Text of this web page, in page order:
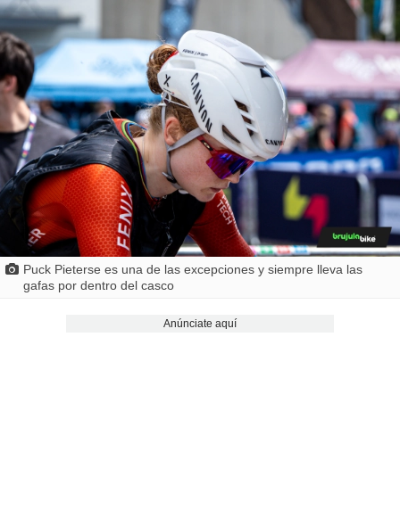
Puck Pieterse es una de las excepciones y siempre lleva las
gafas por dentro del casco
Anúnciate aquí